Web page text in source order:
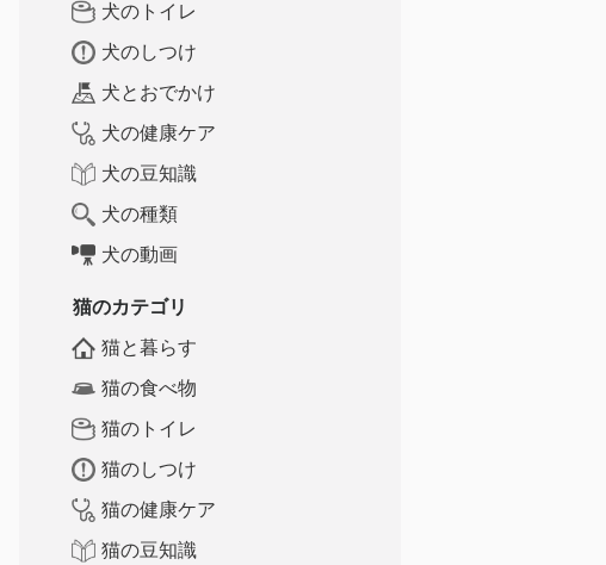
犬のトイレ
犬のしつけ
犬とおでかけ
犬の健康ケア
犬の豆知識
犬の種類
犬の動画
猫のカテゴリ
猫と暮らす
猫の食べ物
猫のトイレ
猫のしつけ
猫の健康ケア
猫の豆知識